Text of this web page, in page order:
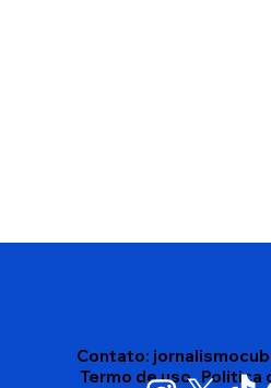
Edson Gomes
Contato:
Termo de uso Politica